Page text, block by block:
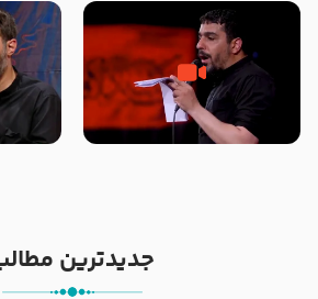
هیئت
تک ، عبّاس، صاحب دل‌هاست –
حاج حنیف طاهری – عزاداری شب
من
– شور
جدیدترین